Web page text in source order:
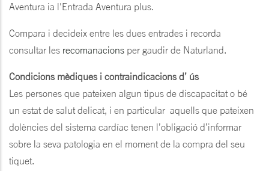
Aventura ia l'Entrada Aventura plus.
Compara i decideix entre les dues entrades i recorda
consultar les recomanacions per gaudir de Naturland.
Condicions mèdiques i contraindicacions d’ ús
Les persones que pateixen algun tipus de discapacitat o bé
un estat de salut delicat, i en particular aquells que pateixen
dolències del sistema cardíac tenen l’obligació d’informar
sobre la seva patologia en el moment de la compra del seu
tiquet.